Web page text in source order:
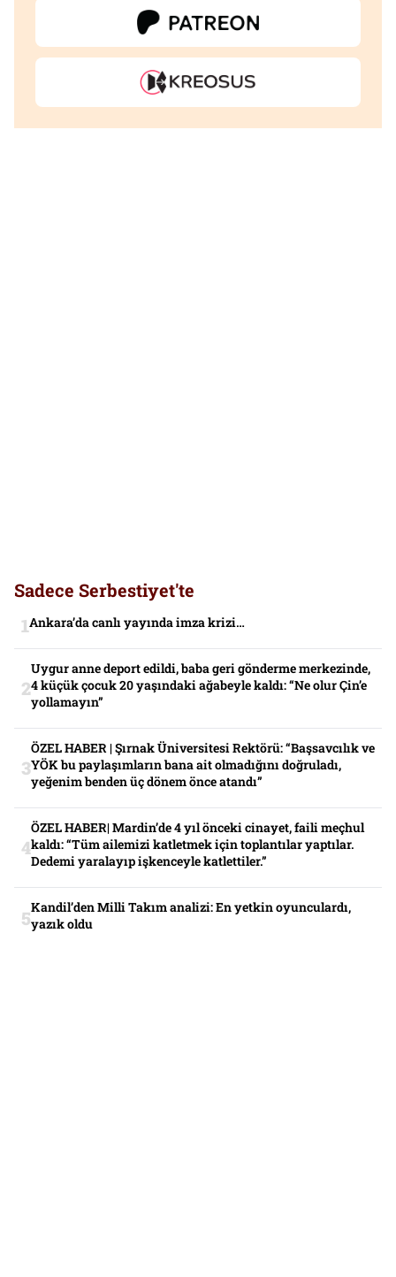
Sadece Serbestiyet'te
Ankara’da canlı yayında imza krizi…
Uygur anne deport edildi, baba geri gönderme merkezinde,
4 küçük çocuk 20 yaşındaki ağabeyle kaldı: “Ne olur Çin’e
yollamayın”
ÖZEL HABER | Şırnak Üniversitesi Rektörü: “Başsavcılık ve
YÖK bu paylaşımların bana ait olmadığını doğruladı,
yeğenim benden üç dönem önce atandı”
ÖZEL HABER| Mardin’de 4 yıl önceki cinayet, faili meçhul
kaldı: “Tüm ailemizi katletmek için toplantılar yaptılar.
Dedemi yaralayıp işkenceyle katlettiler.”
Kandil’den Milli Takım analizi: En yetkin oyunculardı,
yazık oldu